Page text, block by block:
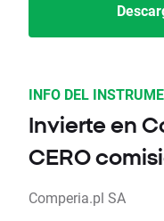
INFO DEL
Invierte en
CERO
Comperia.pl SA